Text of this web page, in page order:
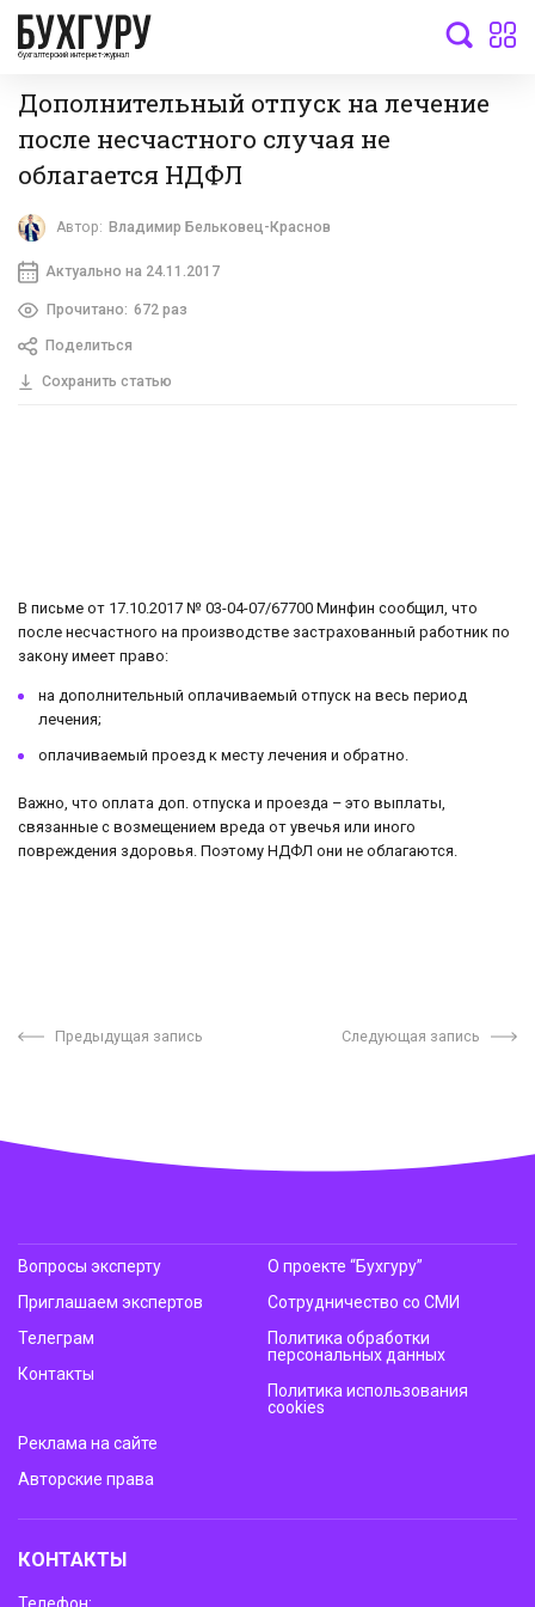
бухгалтерский интернет-журнал
Дополнительный отпуск на лечение
после несчастного случая не
облагается НДФЛ
Автор: Владимир Бельковец-Краснов
Актуально на 24.11.2017
Прочитано: 672 раз
Поделиться
Сохранить статью
В письме от 17.10.2017 № 03-04-07/67700 Минфин сообщил, что
после несчастного на производстве застрахованный работник по
закону имеет право:
на дополнительный оплачиваемый отпуск на весь период
лечения;
оплачиваемый проезд к месту лечения и обратно.
Важно, что оплата доп. отпуска и проезда – это выплаты,
связанные с возмещением вреда от увечья или иного
повреждения здоровья. Поэтому НДФЛ они не облагаются.
Предыдущая запись Следующая запись
Вопросы эксперту
Приглашаем экспертов
Телеграм
Контакты
О проекте “Бухгуру”
Сотрудничество со СМИ
Политика обработки
персональных данных
Политика использования
cookies
Реклама на сайте
Авторские права
КОНТАКТЫ